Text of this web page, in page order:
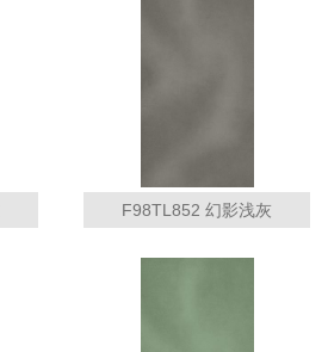
F98TL852 幻影浅灰